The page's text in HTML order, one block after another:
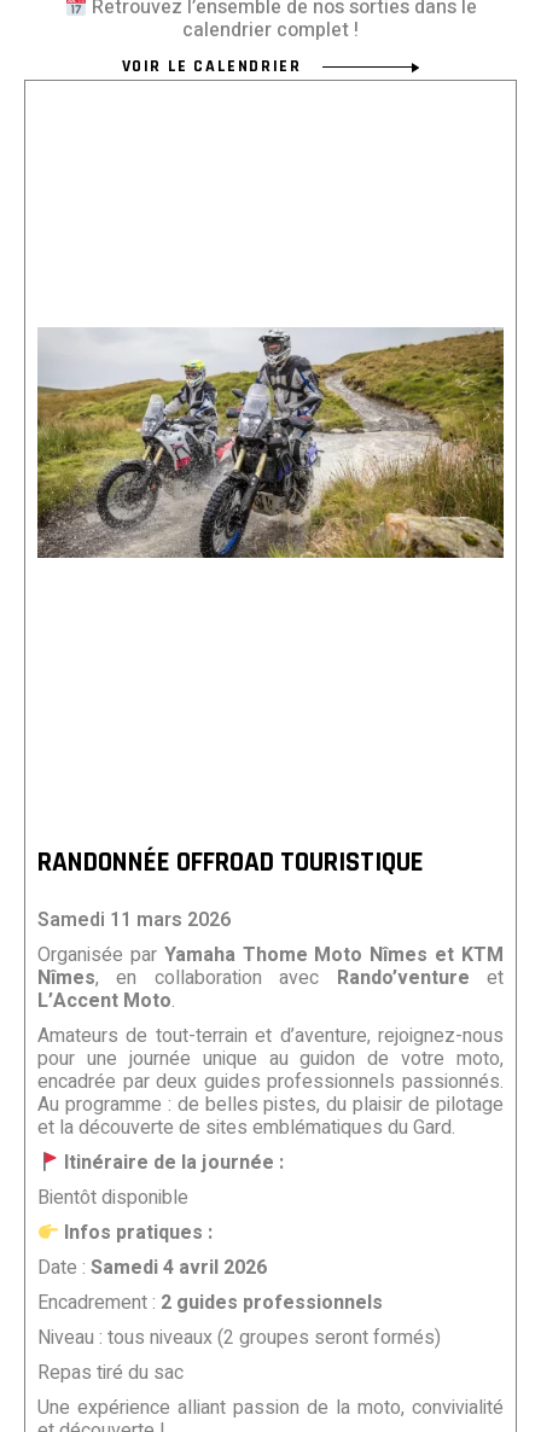
Retrouvez l’ensemble de nos sorties dans le
calendrier complet !
VOIR LE CALENDRIER
RANDONNÉE OFFROAD TOURISTIQUE
Samedi 11 mars 2026
Organisée par Yamaha Thome Moto Nîmes et KTM
Nîmes, en collaboration avec Rando’venture et
L’Accent Moto.
Amateurs de tout-terrain et d’aventure, rejoignez-nous
pour une journée unique au guidon de votre moto,
encadrée par deux guides professionnels passionnés.
Au programme : de belles pistes, du plaisir de pilotage
et la découverte de sites emblématiques du Gard.
Itinéraire de la journée :
Bientôt disponible
Infos pratiques :
Date : Samedi 4 avril 2026
Encadrement : 2 guides professionnels
Niveau : tous niveaux (2 groupes seront formés)
Repas tiré du sac
Une expérience alliant passion de la moto, convivialité